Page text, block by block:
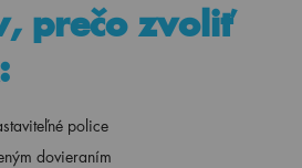
prečo zvoliť
police
dovieraním